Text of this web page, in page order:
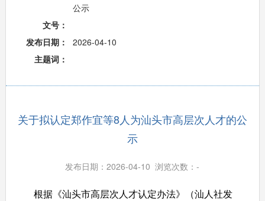
公示
文号：
发布日期：
2026-04-10
主题词：
关于拟认定郑作宜等8人为汕头市高层次人才的公
示
发布日期：2026-04-10 浏览次数：-
根据《汕头市高层次人才认定办法》（汕人社发